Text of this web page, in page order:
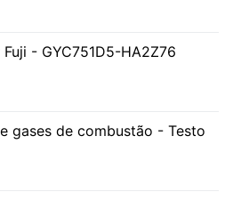
- GYC751D5-HA2Z76
gases de combustão - Testo